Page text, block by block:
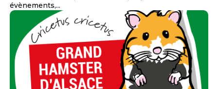
évènements,...